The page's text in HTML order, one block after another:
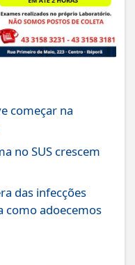
começar na
no SUS crescem
das infecções
como adoecemos